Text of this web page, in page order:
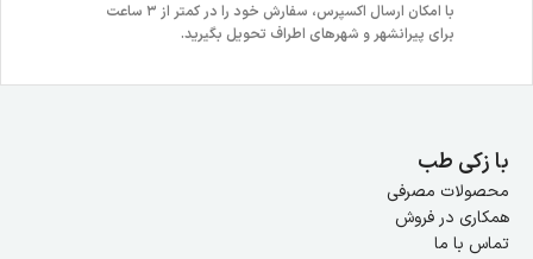
با امکان ارسال اکسپرس، سفارش خود را در کمتر از ۳ ساعت
برای پیرانشهر و شهرهای اطراف تحویل بگیرید.
با زکی طب
محصولات مصرفی
همکاری در فروش
تماس با ما